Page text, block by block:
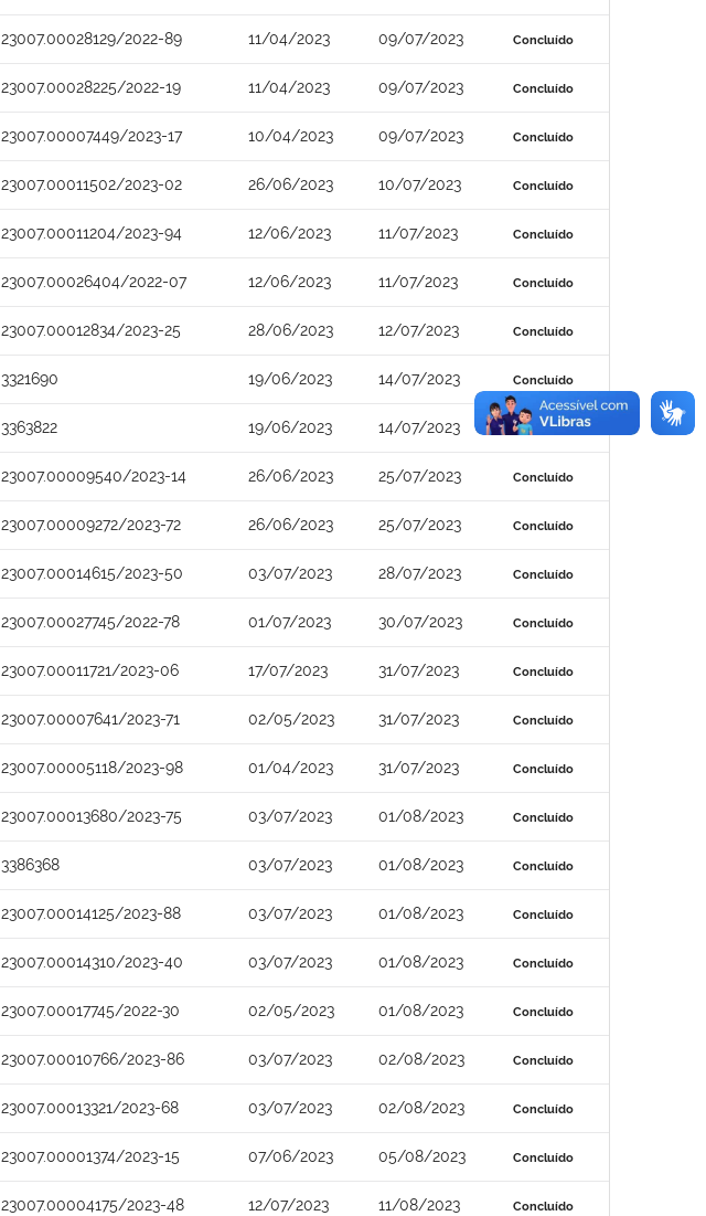
23007.00028129/2022-89 11/04/2023 09/07/2023 Concluído
23007.00028225/2022-19 11/04/2023 09/07/2023 Concluído
23007.00007449/2023-17 10/04/2023 09/07/2023 Concluído
23007.00011502/2023-02 26/06/2023 10/07/2023 Concluído
23007.00011204/2023-94 12/06/2023 11/07/2023 Concluído
23007.00026404/2022-07 12/06/2023 11/07/2023 Concluído
23007.00012834/2023-25 28/06/2023 12/07/2023 Concluído
3321690 19/06/2023 14/07/2023 Concluído
3363822 19/06/2023 14/07/2023 Concluído
23007.00009540/2023-14 26/06/2023 25/07/2023 Concluído
23007.00009272/2023-72 26/06/2023 25/07/2023 Concluído
23007.00014615/2023-50 03/07/2023 28/07/2023 Concluído
23007.00027745/2022-78 01/07/2023 30/07/2023 Concluído
23007.00011721/2023-06 17/07/2023 31/07/2023 Concluído
23007.00007641/2023-71 02/05/2023 31/07/2023 Concluído
23007.00005118/2023-98 01/04/2023 31/07/2023 Concluído
23007.00013680/2023-75 03/07/2023 01/08/2023 Concluído
3386368 03/07/2023 01/08/2023 Concluído
23007.00014125/2023-88 03/07/2023 01/08/2023 Concluído
23007.00014310/2023-40 03/07/2023 01/08/2023 Concluído
23007.00017745/2022-30 02/05/2023 01/08/2023 Concluído
23007.00010766/2023-86 03/07/2023 02/08/2023 Concluído
23007.00013321/2023-68 03/07/2023 02/08/2023 Concluído
23007.00001374/2023-15 07/06/2023 05/08/2023 Concluído
23007.00004175/2023-48 12/07/2023 11/08/2023 Concluído